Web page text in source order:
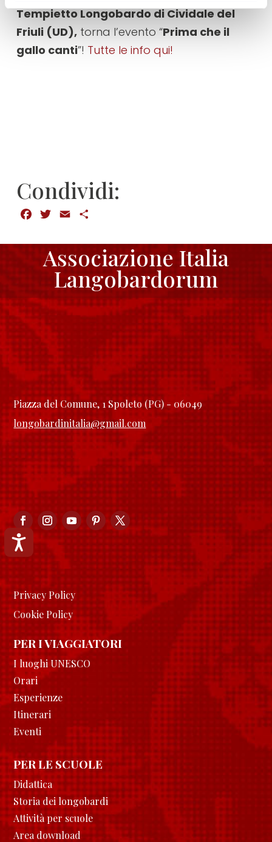
Accessibilità
Tempietto Longobardo di Cividale del
Friuli (UD),torna l’evento “Prima che il
gallo canti”! Tutte le info qui!
Condividi:
Facebook
Twitter
Email
Associazione Italia
Langobardorum
Piazza del Comune, 1 Spoleto (PG) - 06049
longobardinitalia@gmail.com
Privacy Policy
Cookie Policy
PER I VIAGGIATORI
I luoghi UNESCO
Orari
Esperienze
Itinerari
Eventi
PER LE SCUOLE
Didattica
Storia dei longobardi
Attività per scuole
Area download